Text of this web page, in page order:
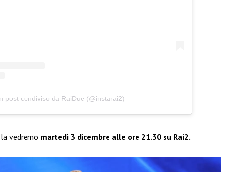
post condiviso da RaiDue (@instarai2)
vedremo martedì 3 dicembre alle ore 21.30 su Rai2.